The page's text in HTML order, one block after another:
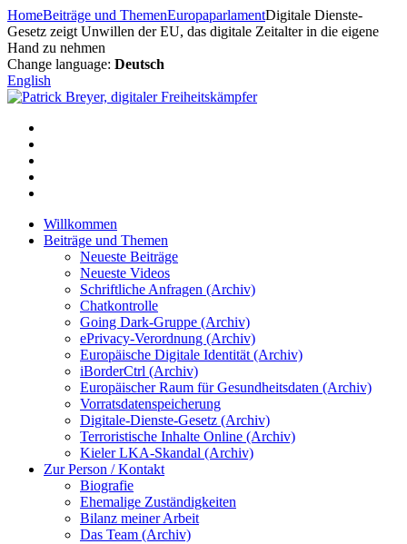
Zum
Inhalt
springen
HomeBeiträge und ThemenEuropaparlamentDigitale Dienste-
Gesetz zeigt Unwillen der EU, das digitale Zeitalter in die eigene
Hand zu nehmen
Change language: Deutsch
English
Willkommen
Beiträge und Themen
Neueste Beiträge
Neueste Videos
Schriftliche Anfragen (Archiv)
Chatkontrolle
Going Dark-Gruppe (Archiv)
ePrivacy-Verordnung (Archiv)
Europäische Digitale Identität (Archiv)
iBorderCtrl (Archiv)
Europäischer Raum für Gesundheitsdaten (Archiv)
Vorratsdatenspeicherung
Digitale-Dienste-Gesetz (Archiv)
Terroristische Inhalte Online (Archiv)
Kieler LKA-Skandal (Archiv)
Zur Person / Kontakt
Biografie
Ehemalige Zuständigkeiten
Bilanz meiner Arbeit
Das Team (Archiv)